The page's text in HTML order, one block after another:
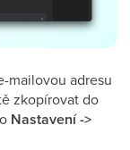
mailovou adresu
zkopírovat do
Nastavení ->